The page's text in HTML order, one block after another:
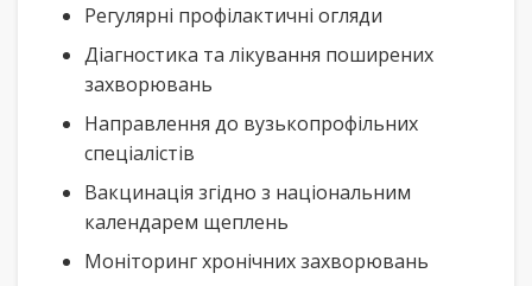
Регулярні профілактичні огляди
Діагностика та лікування поширених
захворювань
Направлення до вузькопрофільних
спеціалістів
Вакцинація згідно з національним
календарем щеплень
Моніторинг хронічних захворювань